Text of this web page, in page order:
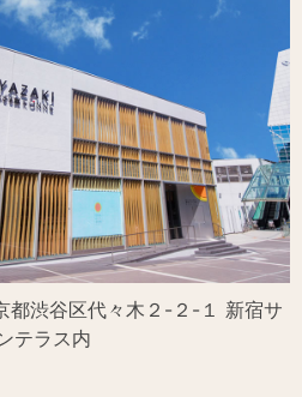
渋谷区代々木２-２-１ 新宿サ
テラス内